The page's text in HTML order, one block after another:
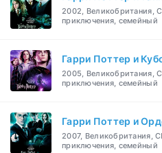
2002, Великобритания,
приключения, семейный
Гарри Поттер и
2005, Великобритания,
приключения, семейный
Гарри Поттер и
2007, Великобритания,
приключения, семейный